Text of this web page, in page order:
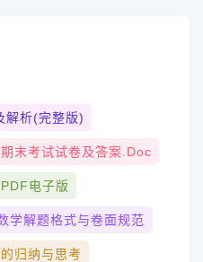
解析(完整版)
末考试试卷及答案.doc
电子版
学解题格式与卷面规范
归纳与思考